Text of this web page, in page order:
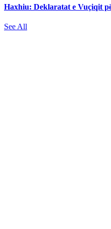
Haxhiu: Deklaratat e Vuçiqit
See All